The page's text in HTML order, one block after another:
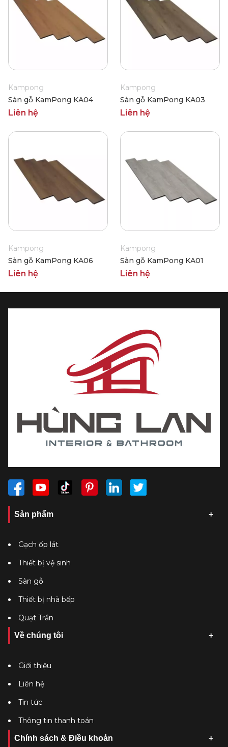
Kampong
Sàn gỗ KamPong KA04
Liên hệ
Kampong
Sàn gỗ KamPong KA03
Liên hệ
Kampong
Sàn gỗ KamPong KA06
Liên hệ
Kampong
Sàn gỗ KamPong KA01
Liên hệ
Sản phẩm
Gạch ốp lát
Thiết bị vệ sinh
Sàn gỗ
Thiết bị nhà bếp
Quạt Trần
Về chúng tôi
Giới thiệu
Liên hệ
Tin tức
Thông tin thanh toán
Chính sách & Điều khoản